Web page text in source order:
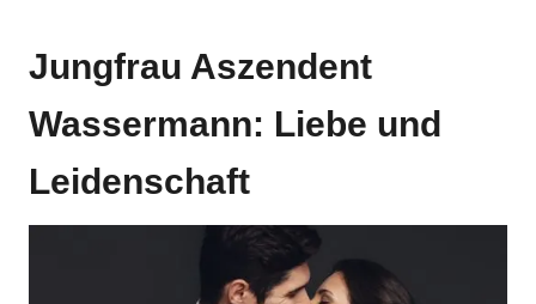
Jungfrau Aszendent
Wassermann: Liebe und
Leidenschaft